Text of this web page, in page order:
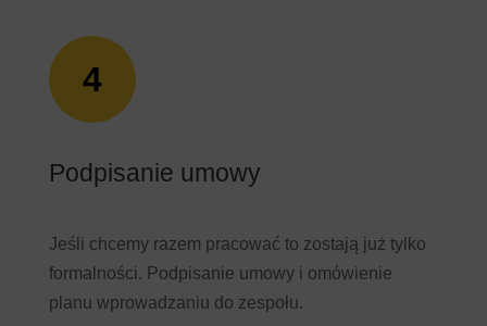
4
Podpisanie umowy
Jeśli chcemy razem pracować to zostają już tylko
formalności. Podpisanie umowy i omówienie
planu wprowadzaniu do zespołu.